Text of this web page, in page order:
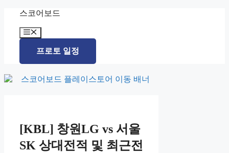
content
스코어보드
Menu
프로토 일정
[KBL] 창원LG vs 서울
SK 상대전적 및 최근전